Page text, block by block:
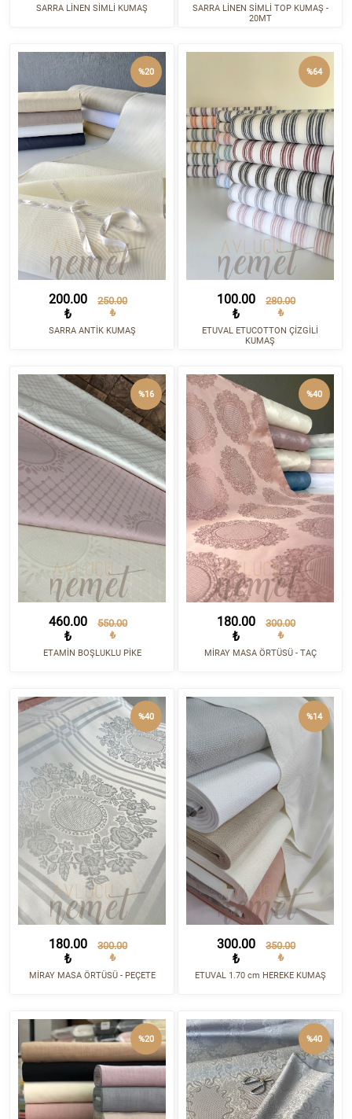
SARRA LİNEN SİMLİ KUMAŞ
SARRA LİNEN SİMLİ TOP KUMAŞ -
20MT
200.00
₺
250.00
₺
SARRA ANTİK KUMAŞ
%20
100.00
₺
280.00
₺
ETUVAL ETUCOTTON ÇİZGİLİ
KUMAŞ
%64
460.00
₺
550.00
₺
ETAMİN BOŞLUKLU PİKE
%16
180.00
₺
300.00
₺
MİRAY MASA ÖRTÜSÜ - TAÇ
%40
180.00
₺
300.00
₺
MİRAY MASA ÖRTÜSÜ - PEÇETE
%40
300.00
₺
350.00
₺
ETUVAL 1.70 cm HEREKE KUMAŞ
%14
%20 %40